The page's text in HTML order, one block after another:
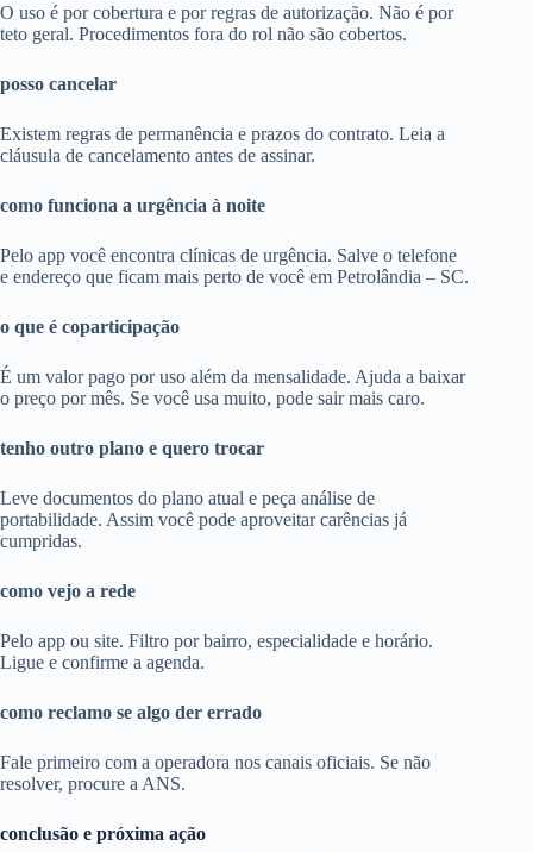
O uso é por cobertura e por regras de autorização. Não é por
teto geral. Procedimentos fora do rol não são cobertos.
posso cancelar
Existem regras de permanência e prazos do contrato. Leia a
cláusula de cancelamento antes de assinar.
como funciona a urgência à noite
Pelo app você encontra clínicas de urgência. Salve o telefone
e endereço que ficam mais perto de você em Petrolândia – SC.
o que é coparticipação
É um valor pago por uso além da mensalidade. Ajuda a baixar
o preço por mês. Se você usa muito, pode sair mais caro.
tenho outro plano e quero trocar
Leve documentos do plano atual e peça análise de
portabilidade. Assim você pode aproveitar carências já
cumpridas.
como vejo a rede
Pelo app ou site. Filtro por bairro, especialidade e horário.
Ligue e confirme a agenda.
como reclamo se algo der errado
Fale primeiro com a operadora nos canais oficiais. Se não
resolver, procure a ANS.
conclusão e próxima ação